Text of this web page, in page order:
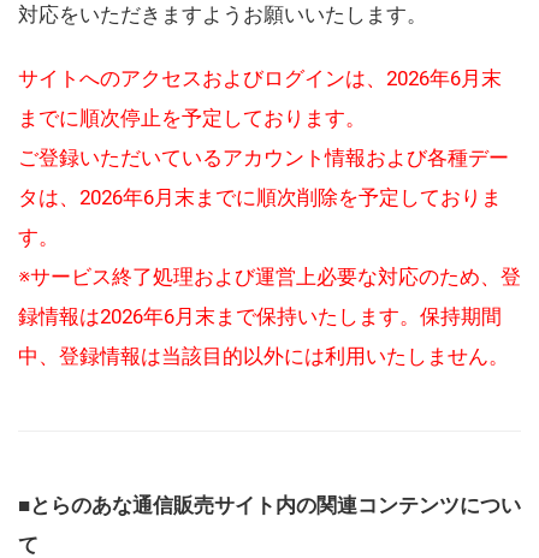
対応をいただきますようお願いいたします。
サイトへのアクセスおよびログインは、2026年6月末
までに順次停止を予定しております。
ご登録いただいているアカウント情報および各種デー
タは、2026年6月末までに順次削除を予定しておりま
す。
※サービス終了処理および運営上必要な対応のため、登
録情報は2026年6月末まで保持いたします。保持期間
中、登録情報は当該目的以外には利用いたしません。
■とらのあな通信販売サイト内の関連コンテンツについ
て